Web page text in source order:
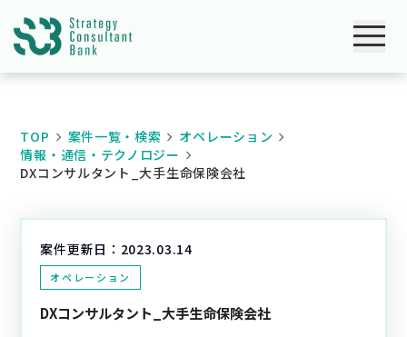
TOP 案件一覧・検索
オペレーション
情報・通信・テクノロジー
DXコンサルタント_大手生命保険会社
案件更新日： 2023.03.14
オペレーション
DXコンサルタント_大手生命保険会社